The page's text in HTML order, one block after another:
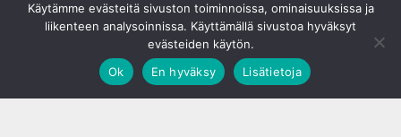
Käytämme evästeitä sivuston toiminnoissa, ominaisuuksissa ja
liikenteen analysoinnissa. Käyttämällä sivustoa hyväksyt
evästeiden käytön.
Ok
En hyväksy Lisätietoja